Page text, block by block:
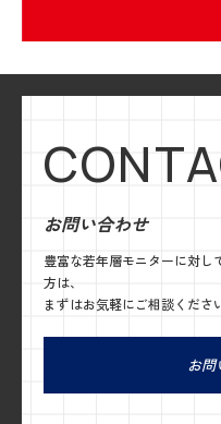
お問い合わせ
豊富な若年層モニターに対し
方は、
まずはお気軽にご相談くださ
お問